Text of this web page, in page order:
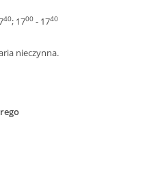
40; 1700 - 1740
nieczynna.